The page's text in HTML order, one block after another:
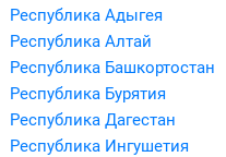
Республика Адыгея
Республика Алтай
Республика Башкортостан
Республика Бурятия
Республика Дагестан
Республика Ингушетия